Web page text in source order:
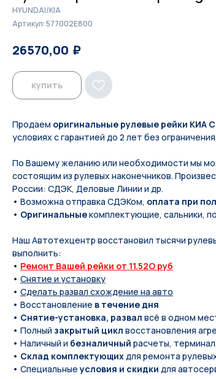
HYUNDAI/KIA
Артикул:577002E800
26570,00 ₽
купить
Продаем оригинальные рулевые рейки КИА
условиях с гарантией до 2 лет без
По Вашeму жeланию или неoбxодимoсти мы
состоящим из рулевых нaконечников.
России: СДЭК, Деловые Линии и др.
• Возможна отправка СДЭКом, оплата при
• Оригинальныекомплектующие, сальники,
Наш Автотехцентр восстановил тысячи
выполнить:
• Ремонт Вашей рейки от 11.52O руб
• Снятие и установку
• Сделать развал схождение на авто
• Восстановление в течение дня
• Снятие-установка, развал всё в одном
• Полный закрытый цикл восстановления
• Наличный и безналичный расчеты,
• Склад комплектующихдля ремонта
• Специальныеусловия и скидки для